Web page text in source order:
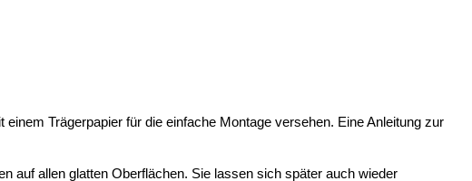
Trägerpapier für die einfache Montage versehen. Eine Anleitung zur
auf allen glatten Oberflächen. Sie lassen sich später auch wieder